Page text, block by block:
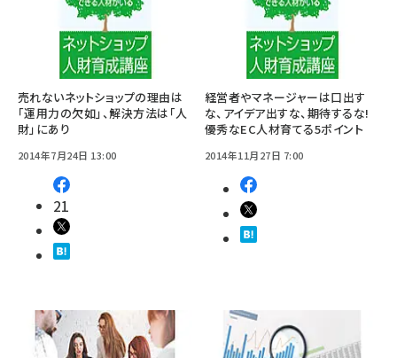
売れないネットショップの理由は
「運用力の欠如」、解決方法は「人
財」にあり
2014年7月24日 13:00
21
経営者やマネージャーは口出す
な、アイデア出すな、期待するな!
優秀なEC人材育てる5ポイント
2014年11月27日 7:00